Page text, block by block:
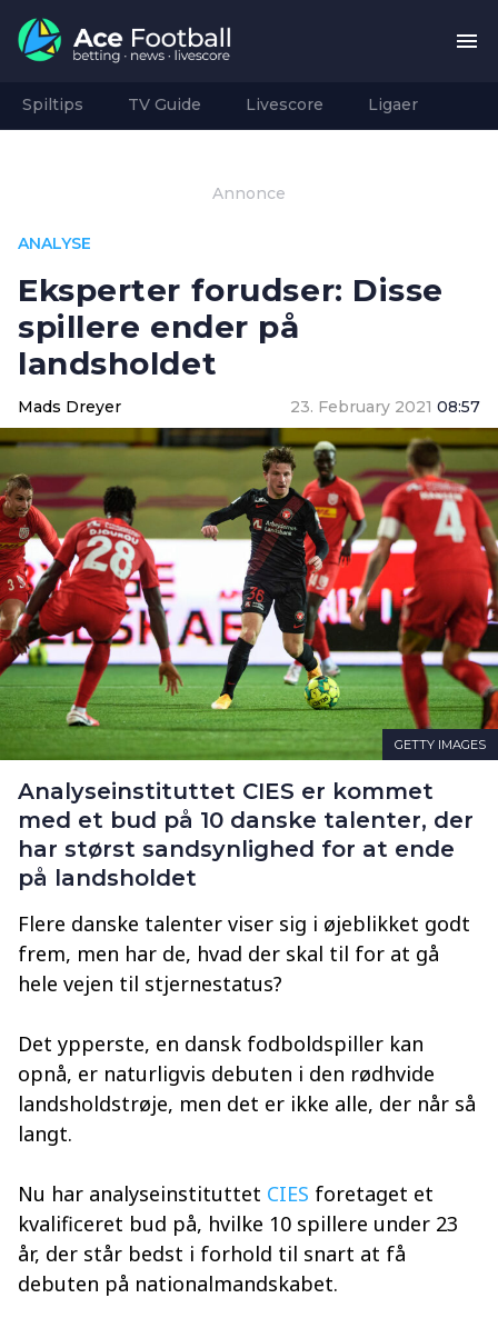
Spiltips TV Guide Livescore Ligaer
Annonce
ANALYSE
Eksperter forudser: Disse
spillere ender på
landsholdet
Mads Dreyer 23. February 2021 08:57
GETTY IMAGES
Analyseinstituttet CIES er kommet
med et bud på 10 danske talenter, der
har størst sandsynlighed for at ende
på landsholdet
Flere danske talenter viser sig i øjeblikket godt
frem, men har de, hvad der skal til for at gå
hele vejen til stjernestatus?
Det ypperste, en dansk fodboldspiller kan
opnå, er naturligvis debuten i den rødhvide
landsholdstrøje, men det er ikke alle, der når så
langt.
Nu har analyseinstituttet CIES foretaget et
kvalificeret bud på, hvilke 10 spillere under 23
år, der står bedst i forhold til snart at få
debuten på nationalmandskabet.